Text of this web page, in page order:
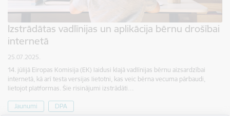
Izstrādātas vadlīnijas un aplikācija bērnu drošībai
internetā
25.07.2025.
14. jūlijā Eiropas Komisija (EK) laidusi klajā vadlīnijas bērnu aizsardzībai
internetā, kā arī testa versijas lietotni, kas veic bērna vecuma pārbaudi,
lietojot platformas. Šie risinājumi izstrādāti…
Jaunumi DPA